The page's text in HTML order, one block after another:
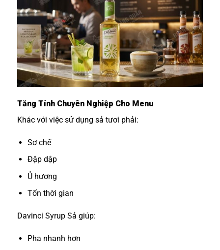
Tăng Tính Chuyên Nghiệp Cho Menu
Khác với việc sử dụng sả tươi phải:
Sơ chế
Đập dập
Ủ hương
Tốn thời gian
Davinci Syrup Sả giúp:
Pha nhanh hơn